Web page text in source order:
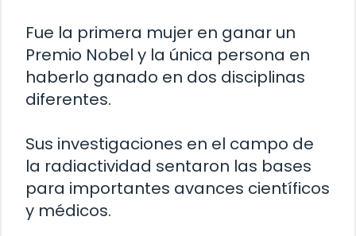
Fue la primera mujer en ganar un
Premio Nobel y la única persona en
haberlo ganado en dos disciplinas
diferentes.
Sus investigaciones en el campo de
la radiactividad sentaron las bases
para importantes avances científicos
y médicos.